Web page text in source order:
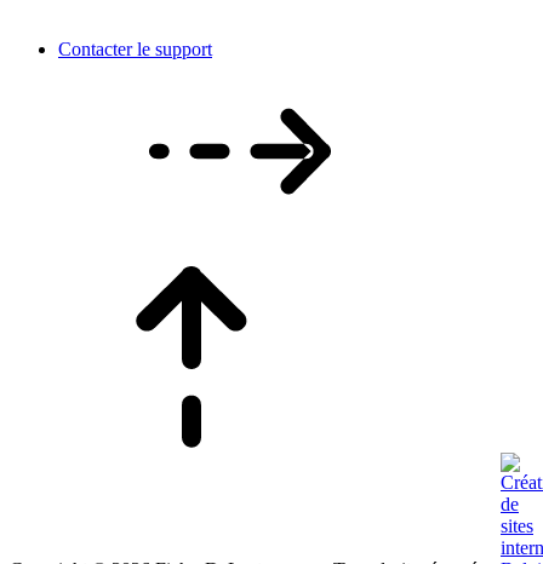
Contacter le support